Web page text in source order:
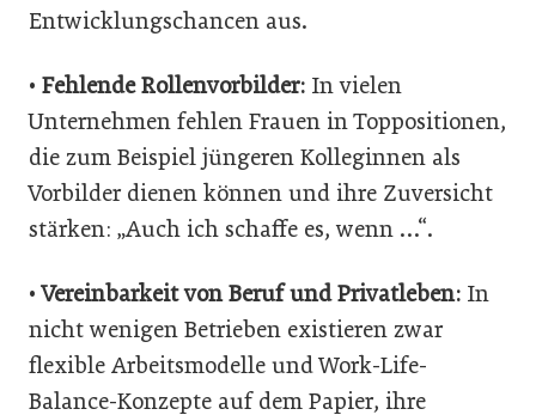
Entwicklungschancen aus.
• Fehlende Rollenvorbilder: In vielen
Unternehmen fehlen Frauen in Toppositionen,
die zum Beispiel jüngeren Kolleginnen als
Vorbilder dienen können und ihre Zuversicht
stärken: „Auch ich schaffe es, wenn …“.
•Vereinbarkeit von Beruf und Privatleben: In
nicht wenigen Betrieben existieren zwar
flexible Arbeitsmodelle und Work-Life-
Balance-Konzepte auf dem Papier, ihre